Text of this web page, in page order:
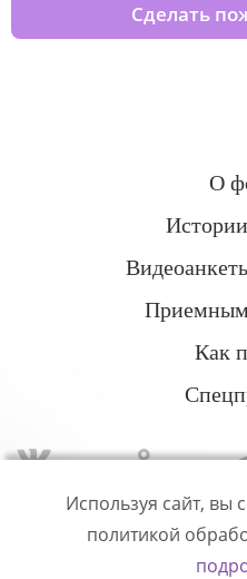
Сделать
О
Приемным
Как
Политика
Используя сайт, вы
политикой